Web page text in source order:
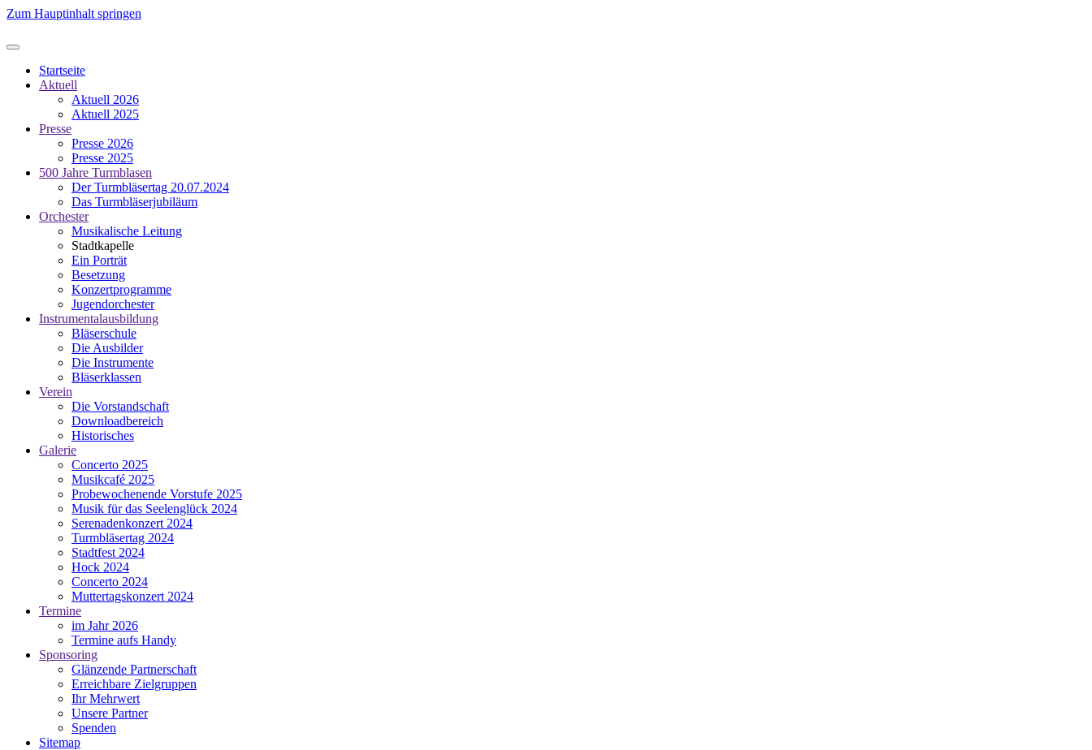
Zum Hauptinhalt springen
Startseite
Aktuell
Aktuell 2026
Aktuell 2025
Presse
Presse 2026
Presse 2025
500 Jahre Turmblasen
Der Turmbläsertag 20.07.2024
Das Turmbläserjubiläum
Orchester
Musikalische Leitung
Stadtkapelle
Ein Porträt
Besetzung
Konzertprogramme
Jugendorchester
Instrumentalausbildung
Bläserschule
Die Ausbilder
Die Instrumente
Bläserklassen
Verein
Die Vorstandschaft
Downloadbereich
Historisches
Galerie
Concerto 2025
Musikcafé 2025
Probewochenende Vorstufe 2025
Musik für das Seelenglück 2024
Serenadenkonzert 2024
Turmbläsertag 2024
Stadtfest 2024
Hock 2024
Concerto 2024
Muttertagskonzert 2024
Termine
im Jahr 2026
Termine aufs Handy
Sponsoring
Glänzende Partnerschaft
Erreichbare Zielgruppen
Ihr Mehrwert
Unsere Partner
Spenden
Sitemap